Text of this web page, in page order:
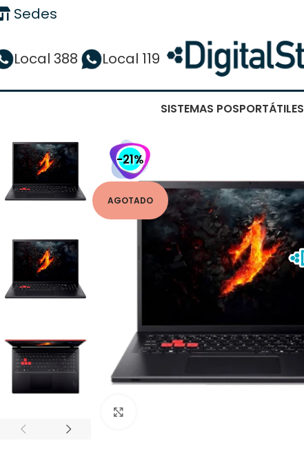
Sedes
Local 388 Local 119
SISTEMAS POSPORTÁTILES
-21%
AGOTADO